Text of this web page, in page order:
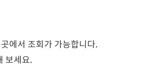
에서 조회가 가능합니다.
보세요.